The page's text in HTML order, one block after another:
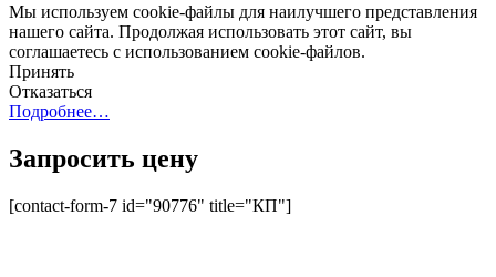
Мы используем cookie-файлы для наилучшего представления
нашего сайта. Продолжая использовать этот сайт, вы
соглашаетесь с использованием cookie-файлов.
Принять
Отказаться
Подробнее…
Запросить цену
[contact-form-7 id="90776" title="КП"]